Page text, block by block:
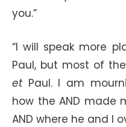
you.”
“I will speak more
Paul, but most of
et Paul. I am
how the AND made
AND where he and I